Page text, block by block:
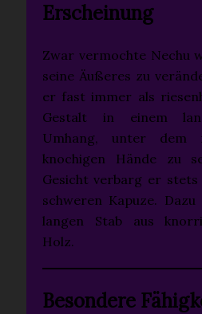
Erscheinung
Zwar vermochte Nechu
seine Äußeres zu
er fast immer als
Gestalt in einem
Umhang, unter dem
knochigen Hände zu
Gesicht verbarg er
schweren Kapuze.
langen Stab aus
Holz.
Besondere